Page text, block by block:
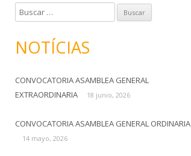
u
c
r
:
NOTÍCIAS
CONVOCATORIA ASAMBLEA GENERAL
EXTRAORDINARIA
18 junio, 2026
CONVOCATORIA ASAMBLEA GENERAL ORDINARIA
14 mayo, 2026